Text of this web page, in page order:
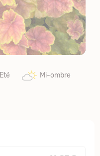
Eté
Mi-ombre